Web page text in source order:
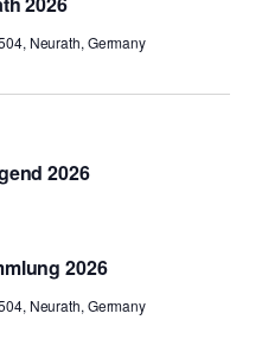
Neurath, Germany
2026
2026
Neurath, Germany